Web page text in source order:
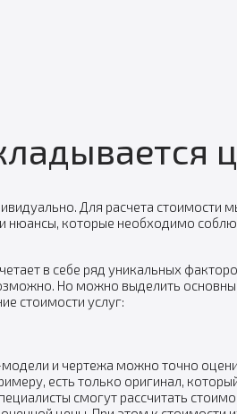
Для расчета стоимости
нюансы, которые необходимо
в себе ряд уникальных
Но можно выделить
стоимости услуг:
и чертежа можно точно
есть только оригинал,
смогут рассчитать